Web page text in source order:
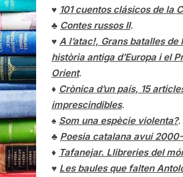
♥ 101 cuentos clásicos de la
♣ Contes russos II.
♥ A l’atac!, Grans batalles de
història antiga d’Europa i el
Orient.
♦ Crònica d’un país, 15
imprescindibles.
♠ Som una espècie violenta?.
♣ Poesia catalana avui
♦ Tafanejar. Llibreries del
♥ Les baules que falten